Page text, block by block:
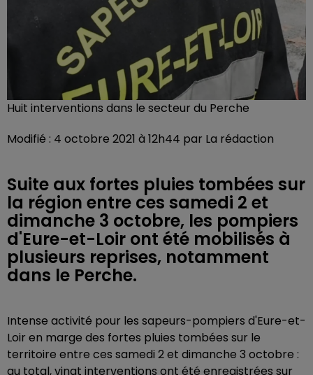
Huit interventions dans le secteur du Perche
Modifié : 4 octobre 2021 à 12h44 par La rédaction
Suite aux fortes pluies tombées sur
la région entre ces samedi 2 et
dimanche 3 octobre, les pompiers
d'Eure-et-Loir ont été mobilisés à
plusieurs reprises, notamment
dans le Perche.
Intense activité pour les sapeurs-pompiers d'Eure-et-
Loir en marge des fortes pluies tombées sur le
territoire entre ces samedi 2 et dimanche 3 octobre :
au total, vingt interventions ont été enregistrées sur